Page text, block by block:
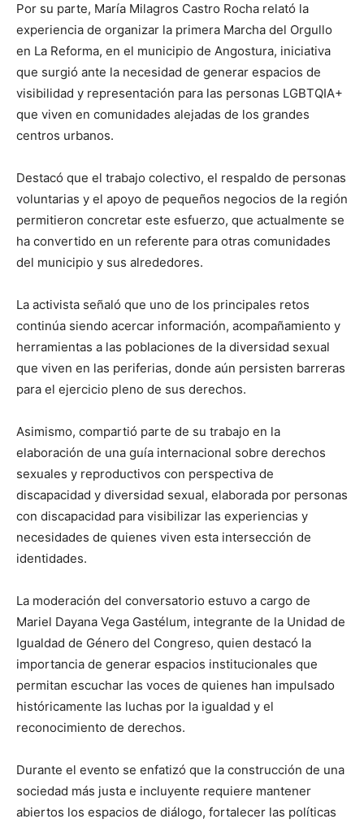
Por su parte, María Milagros Castro Rocha relató la
experiencia de organizar la primera Marcha del Orgullo
en La Reforma, en el municipio de Angostura, iniciativa
que surgió ante la necesidad de generar espacios de
visibilidad y representación para las personas LGBTQIA+
que viven en comunidades alejadas de los grandes
centros urbanos.
Destacó que el trabajo colectivo, el respaldo de personas
voluntarias y el apoyo de pequeños negocios de la región
permitieron concretar este esfuerzo, que actualmente se
ha convertido en un referente para otras comunidades
del municipio y sus alrededores.
La activista señaló que uno de los principales retos
continúa siendo acercar información, acompañamiento y
herramientas a las poblaciones de la diversidad sexual
que viven en las periferias, donde aún persisten barreras
para el ejercicio pleno de sus derechos.
Asimismo, compartió parte de su trabajo en la
elaboración de una guía internacional sobre derechos
sexuales y reproductivos con perspectiva de
discapacidad y diversidad sexual, elaborada por personas
con discapacidad para visibilizar las experiencias y
necesidades de quienes viven esta intersección de
identidades.
La moderación del conversatorio estuvo a cargo de
Mariel Dayana Vega Gastélum, integrante de la Unidad de
Igualdad de Género del Congreso, quien destacó la
importancia de generar espacios institucionales que
permitan escuchar las voces de quienes han impulsado
históricamente las luchas por la igualdad y el
reconocimiento de derechos.
Durante el evento se enfatizó que la construcción de una
sociedad más justa e incluyente requiere mantener
abiertos los espacios de diálogo, fortalecer las políticas